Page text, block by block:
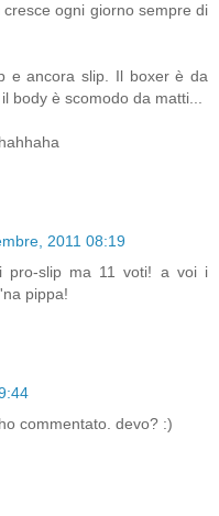
ogni giorno sempre di
e ancora slip. Il boxer è da
body è scomodo da matti...
2011 08:19
pro-slip ma 11 voti! a voi i
pippa!
commentato. devo? :)